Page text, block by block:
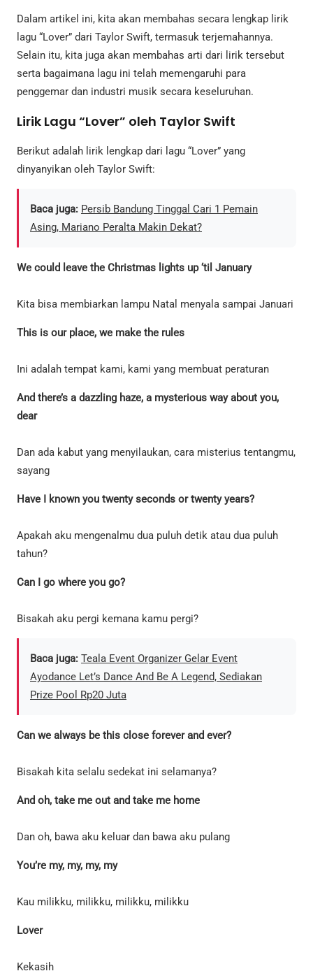
Dalam artikel ini, kita akan membahas secara lengkap lirik
lagu “Lover” dari Taylor Swift, termasuk terjemahannya.
Selain itu, kita juga akan membahas arti dari lirik tersebut
serta bagaimana lagu ini telah memengaruhi para
penggemar dan industri musik secara keseluruhan.
Lirik Lagu “Lover” oleh Taylor Swift
Berikut adalah lirik lengkap dari lagu “Lover” yang
dinyanyikan oleh Taylor Swift:
Baca juga: Persib Bandung Tinggal Cari 1 Pemain
Asing, Mariano Peralta Makin Dekat?
We could leave the Christmas lights up ‘til January
Kita bisa membiarkan lampu Natal menyala sampai Januari
This is our place, we make the rules
Ini adalah tempat kami, kami yang membuat peraturan
And there’s a dazzling haze, a mysterious way about you,
dear
Dan ada kabut yang menyilaukan, cara misterius tentangmu,
sayang
Have I known you twenty seconds or twenty years?
Apakah aku mengenalmu dua puluh detik atau dua puluh
tahun?
Can I go where you go?
Bisakah aku pergi kemana kamu pergi?
Baca juga: Teala Event Organizer Gelar Event
Ayodance Let’s Dance And Be A Legend, Sediakan
Prize Pool Rp20 Juta
Can we always be this close forever and ever?
Bisakah kita selalu sedekat ini selamanya?
And oh, take me out and take me home
Dan oh, bawa aku keluar dan bawa aku pulang
You’re my, my, my, my
Kau milikku, milikku, milikku, milikku
Lover
Kekasih